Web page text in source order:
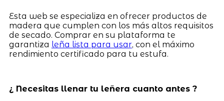
Esta web se especializa en ofrecer productos de
madera que cumplen con los más altos requisitos
de secado. Comprar en su plataforma te
garantiza leña lista para usar, con el máximo
rendimiento certificado para tu estufa.
¿ Necesitas llenar tu leñera cuanto antes ?